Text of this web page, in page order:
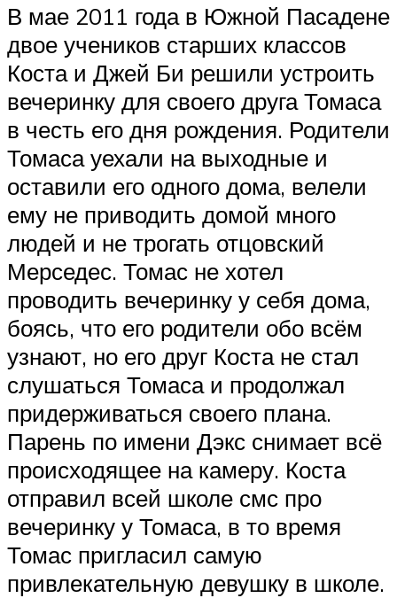
В мае 2011 года в Южной Пасадене
двое учеников старших классов
Коста и Джей Би решили устроить
вечеринку для своего друга Томаса
в честь его дня рождения. Родители
Томаса уехали на выходные и
оставили его одного дома, велели
ему не приводить домой много
людей и не трогать отцовский
Мерседес. Томас не хотел
проводить вечеринку у себя дома,
боясь, что его родители обо всём
узнают, но его друг Коста не стал
слушаться Томаса и продолжал
придерживаться своего плана.
Парень по имени Дэкс снимает всё
происходящее на камеру. Коста
отправил всей школе смс про
вечеринку у Томаса, в то время
Томас пригласил самую
привлекательную девушку в школе.